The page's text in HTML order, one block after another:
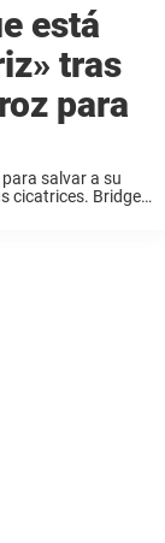
está
tras
para
salvar a su
cicatrices. Bridger